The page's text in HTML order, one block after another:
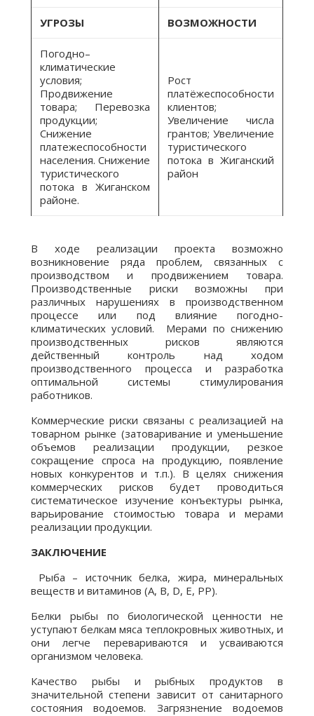
УГРОЗЫ ВОЗМОЖНОСТИ
Погодно–
климатические
условия;
Продвижение
товара; Перевозка
продукции;
Снижение
платежеспособности
населения. Снижение
туристического
потока в Жиганском
районе.
Рост
платёжеспособности
клиентов;
Увеличение числа
грантов; Увеличение
туристического
потока в Жиганский
район
В ходе реализации проекта возможно
возникновение ряда проблем, связанных с
производством и продвижением товара.
Производственные риски возможны при
различных нарушениях в производственном
процессе или под влияние погодно-
климатических условий. Мерами по снижению
производственных рисков являются
действенный контроль над ходом
производственного процесса и разработка
оптимальной системы стимулирования
работников.
Коммерческие риски связаны с реализацией на
товарном рынке (затоваривание и уменьшение
объемов реализации продукции, резкое
сокращение спроса на продукцию, появление
новых конкурентов и т.п.). В целях снижения
коммерческих рисков будет проводиться
систематическое изучение конъектуры рынка,
варьирование стоимостью товара и мерами
реализации продукции.
ЗАКЛЮЧЕНИЕ
Рыба – источник белка, жира, минеральных
веществ и витаминов (А, В, D, E, PP).
Белки рыбы по биологической ценности не
уступают белкам мяса теплокровных животных, и
они легче перевариваются и усваиваются
организмом человека.
Качество рыбы и рыбных продуктов в
значительной степени зависит от санитарного
состояния водоемов. Загрязнение водоемов